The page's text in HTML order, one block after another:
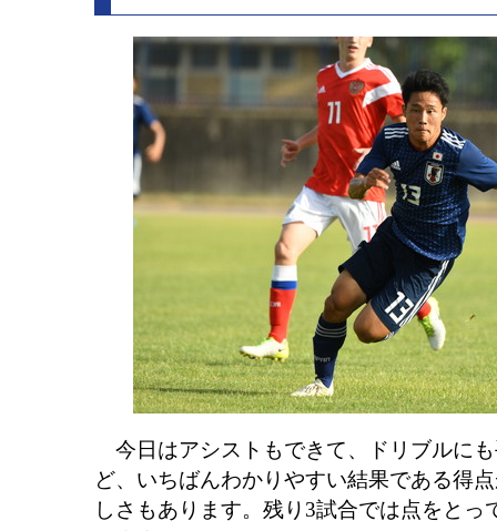
今日はアシストもできて、ドリブルに
ど、いちばんわかりやすい結果である得
しさもあります。残り3試合では点をとっ